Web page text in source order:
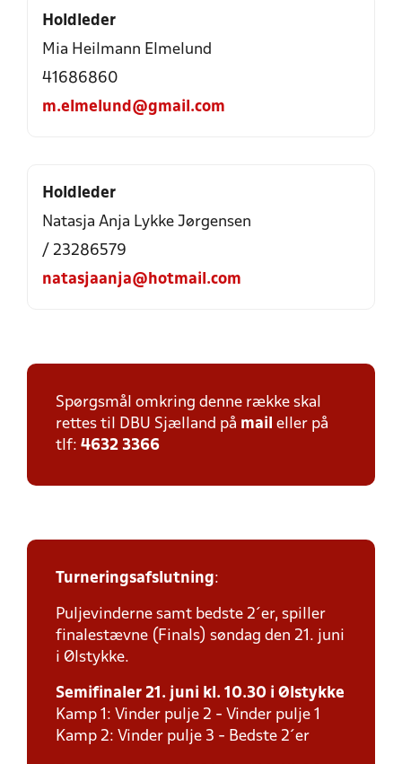
Holdleder
Mia Heilmann Elmelund
41686860
m.elmelund@gmail.com
Holdleder
Natasja Anja Lykke Jørgensen
/ 23286579
natasjaanja@hotmail.com
Spørgsmål omkring denne række skal
rettes til DBU Sjælland på mail eller på
tlf: 4632 3366
Turneringsafslutning:
Puljevinderne samt bedste 2´er, spiller
finalestævne (Finals) søndag den 21. juni
i Ølstykke.
Semifinaler 21. juni kl. 10.30 i Ølstykke
Kamp 1: Vinder pulje 2 - Vinder pulje 1
Kamp 2: Vinder pulje 3 - Bedste 2´er